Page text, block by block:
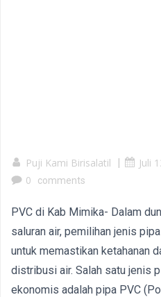
Puji Kami Birisalatil | Juli
0
comments
PVC di Kab Mimika- Dalam
saluran air, pemilihan jenis
untuk memastikan ketahanan
distribusi air. Salah satu jenis
ekonomis adalah pipa PVC